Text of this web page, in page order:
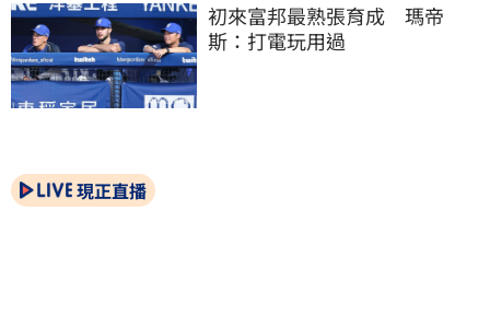
初來富邦最熟張育成　瑪帝
斯：打電玩用過
現正直播